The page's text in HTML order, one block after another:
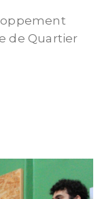
de Quartier